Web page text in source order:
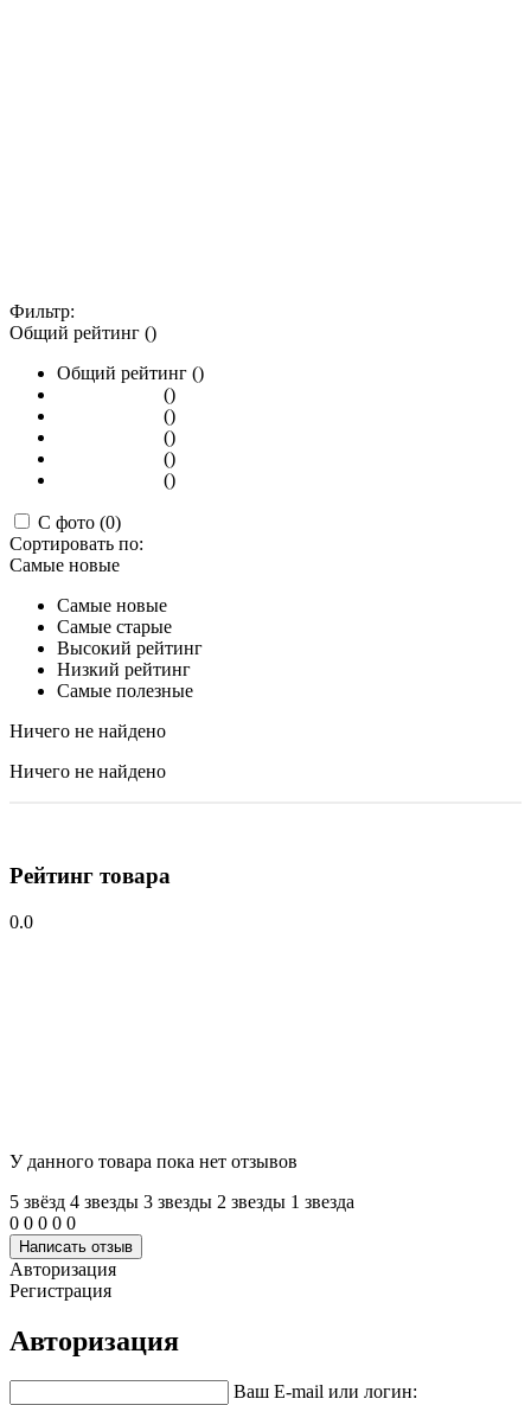
Фильтр:
Общий рейтинг ()
Общий рейтинг ()
()
()
()
()
()
С фото (0)
Сортировать по:
Самые новые
Самые новые
Самые старые
Высокий рейтинг
Низкий рейтинг
Самые полезные
Ничего не найдено
Ничего не найдено
Рейтинг товара
0.0
У данного товара пока нет отзывов
5 звёзд 4 звeзды 3 звeзды 2 звeзды 1 звeзда
0 0 0 0 0
Написать отзыв
Авторизация
Регистрация
Авторизация
Ваш E-mail или логин: